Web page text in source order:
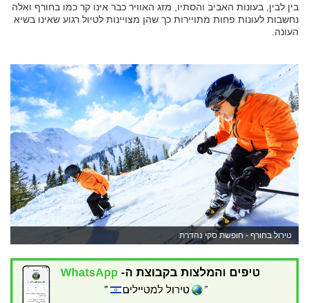
בין לבין, בעונות האביב והסתיו, מזג האוויר כבר אינו קר כמו בחורף ואלה
נחשבות לעונות פחות מתויירות כך שהן מצויינות לטיול רגוע שאינו בשיא
העונה.
טירול בחורף - חופשת סקי נהדרת